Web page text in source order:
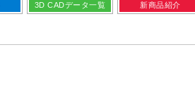
3D CADデータ一覧 新商品紹介